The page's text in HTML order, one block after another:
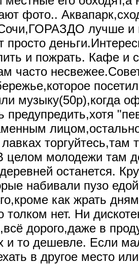
фото..
лучше и
просто
и пожрать. Кафе и
часто
музыку(50р),когда
предупредить,хотя
торгуйтесь,там
целом молодежи там
останется.
набивали пузо
как жрать
толком нет. Ни
дорого,даже в
и то дешевле. Если
в другое место